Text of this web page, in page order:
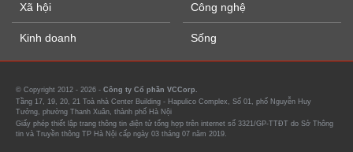
Xã hội
Kinh doanh
Công nghệ
Sống
© Copyright 2012 - 2026 - Công ty Cổ phần VCCorp.
Tầng 17, 19, 20, 21 Toà nhà Center Building - Hapulico Complex, Số 01, phố Nguyễn Huy
Tưởng, phường Thanh Xuân, thành phố Hà Nội
Giấy phép thiết lập trang thông tin điện tử tổng hợp trên internet số 3321/GP-TTĐT do Sở Thông
tin và Truyền thông TP Hà Nội cấp ngày 03 tháng 07 năm 2019.